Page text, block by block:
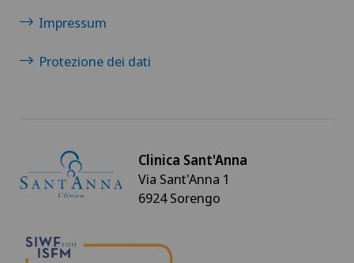
Impressum
Protezione dei dati
Clinica Sant'Anna
Via Sant'Anna 1
6924 Sorengo